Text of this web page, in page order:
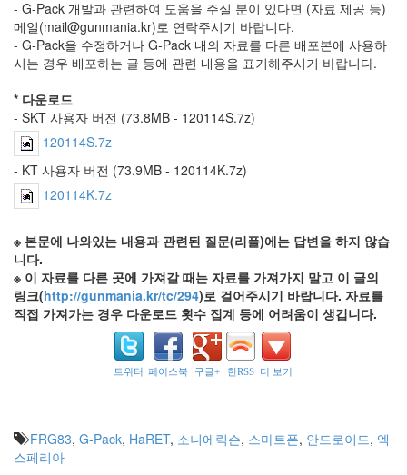
- G-Pack 개발과 관련하여 도움을 주실 분이 있다면 (자료 제공 등)
메일(mail@gunmania.kr)로 연락주시기 바랍니다.
- G-Pack을 수정하거나 G-Pack 내의 자료를 다른 배포본에 사용하
시는 경우 배포하는 글 등에 관련 내용을 표기해주시기 바랍니다.
* 다운로드
- SKT 사용자 버전 (73.8MB - 120114S.7z)
120114S.7z
- KT 사용자 버전 (73.9MB - 120114K.7z)
120114K.7z
※ 본문에 나와있는 내용과 관련된 질문(리플)에는 답변을 하지 않습
니다.
※ 이 자료를 다른 곳에 가져갈 때는 자료를 가져가지 말고 이 글의
링크(http://gunmania.kr/tc/294)로 걸어주시기 바랍니다. 자료를
직접 가져가는 경우 다운로드 횟수 집계 등에 어려움이 생깁니다.
트위터 페이스북 구글+ 한RSS 더 보기
FRG83, G-Pack, HaRET, 소니에릭슨, 스마트폰, 안드로이드, 엑
스페리아
OZ711
대
만
메
블
라
디
보
스
보
안
프
로
램
치
클
버